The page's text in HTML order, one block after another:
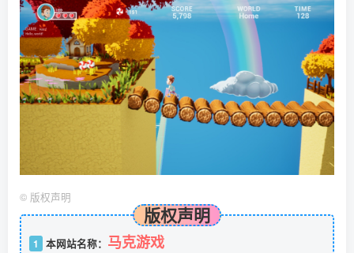
© 版权声明
版权声明
1 本网站名称： 马克游戏